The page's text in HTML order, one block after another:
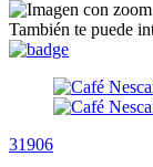
También te puede
31906